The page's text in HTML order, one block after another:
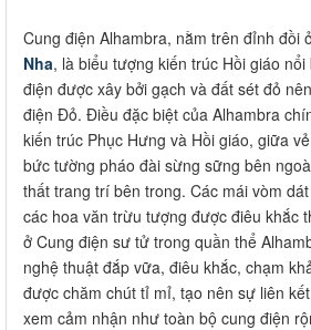
Cung điện Alhambra, nằm trên đỉnh đồi
Nha, là biểu tượng kiến trúc Hồi giáo
điện được xây bởi gạch và đất sét đỏ
điện Đỏ. Điều đặc biệt của Alhambra
kiến trúc Phục Hưng và Hồi giáo, giữa
bức tường pháo đài sừng sững bên
thất trang trí bên trong. Các mái vòm
các hoa văn trừu tượng được điêu khắc
ở Cung điện sư tử trong quần thể
nghệ thuật đắp vữa, điêu khắc, chạm
được chăm chút tỉ mỉ, tạo nên sự liên
xem cảm nhận như toàn bộ cung điện